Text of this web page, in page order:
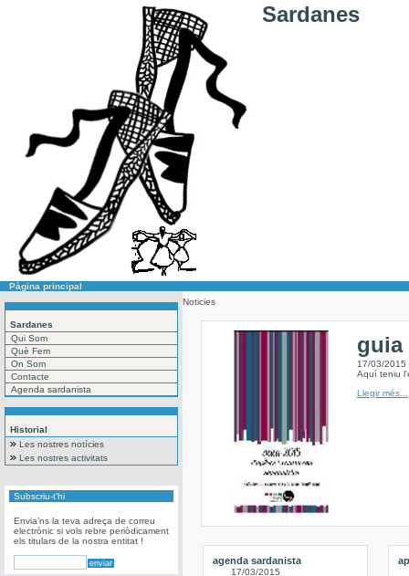
Sardanes
Pàgina principal
Sardanes
Qui Som
Què Fem
On Som
Contacte
Agenda sardanista
Historial
Les nostres notícies
Les nostres activitats
Subscriu-t'hi
Envia'ns la teva adreça de correu
electrònic si vols rebre periòdicament
els titulars de la nostra entitat !
Noticies
guia
17/03/2015
Aquí teniu
Llegir més...
agenda sardanista
17/03/2015